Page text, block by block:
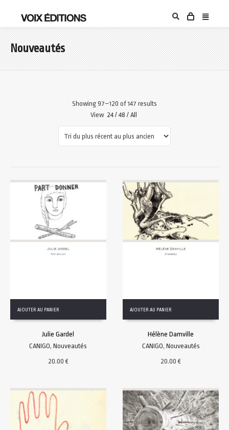
Nouveautés
Showing 97–120 of 147 results
View 24 / 48 / All
AJOUTER AU PANIER
Julie Gardel
CANIGO,Nouveautés
20.00€
AJOUTER AU PANIER
Hélène Damville
CANIGO, Nouveautés
20.00€